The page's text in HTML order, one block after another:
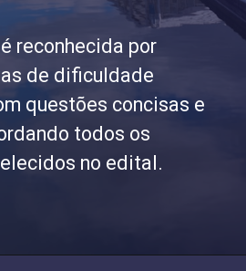
reconhecida por
de dificuldade
questões concisas e
todos os
no edital.